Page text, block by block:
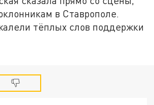
в Ставрополе.
тёплых слов поддержки